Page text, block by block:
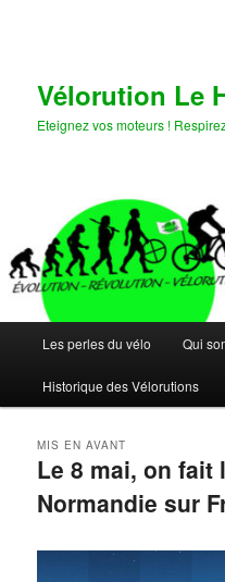
Vélorution Le
Eteignez vos moteurs !
principal
Les perles du vélo Qui
Historique des Vélorutions
Le 8 mai, on fait
Normandie sur
MIS EN AVANT